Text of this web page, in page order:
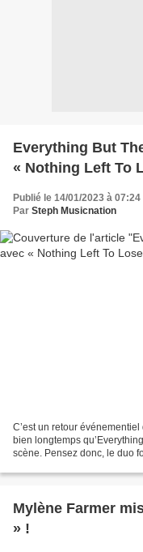
Everything But
« Nothing Left To
Publié le 14/01/2023 à 07:24
Par Steph Musicnation
C’est un retour
bien longtemps
scène. Pensez donc, le duo
Mylène Farmer
» !